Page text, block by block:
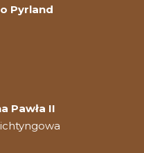
Pyrland
Pawła II